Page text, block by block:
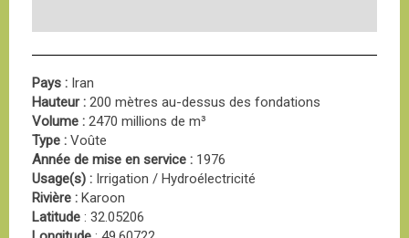
Pays : Iran
Hauteur : 200 mètres au-dessus des fondations
Volume : 2470 millions de m³
Type : Voûte
Année de mise en service : 1976
Usage(s) : Irrigation / Hydroélectricité
Rivière : Karoon
Latitude : 32.05206